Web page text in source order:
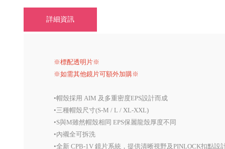
詳細資訊
※標配透明片※
※如需其他鏡片可額外加購※
•帽殼採用 AIM 及多重密度EPS設計而成
•三種帽殼尺寸(S-M / L / XL-XXL)
•S與M雖然帽殼相同 EPS保麗龍殼厚度不同
•內襯全可拆洗
•全新 CPB-1V 鏡片系統，提供清晰視野及PINLOCK扣點設